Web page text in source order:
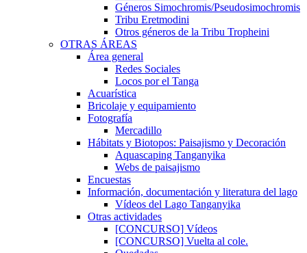
Géneros Simochromis/Pseudosimochromis
Tribu Eretmodini
Otros géneros de la Tribu Tropheini
OTRAS ÁREAS
Área general
Redes Sociales
Locos por el Tanga
Acuarística
Bricolaje y equipamiento
Fotografía
Mercadillo
Hábitats y Biotopos: Paisajismo y Decoración
Aquascaping Tanganyika
Webs de paisajismo
Encuestas
Información, documentación y literatura del lago
Vídeos del Lago Tanganyika
Otras actividades
[CONCURSO] Vídeos
[CONCURSO] Vuelta al cole.